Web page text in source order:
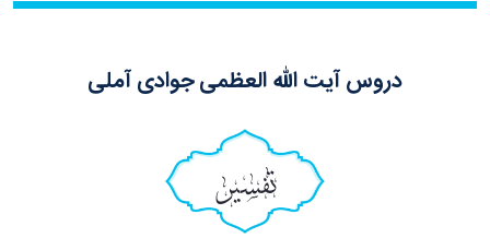
دروس آیت الله العظمی جوادی آملی
تفسیر